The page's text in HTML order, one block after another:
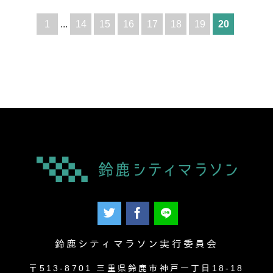
1 ... 14 15 16 17 18 19 20
鈴鹿シティマラソン実行委員会
〒513-8701 三重県鈴鹿市神戸一丁目18-18